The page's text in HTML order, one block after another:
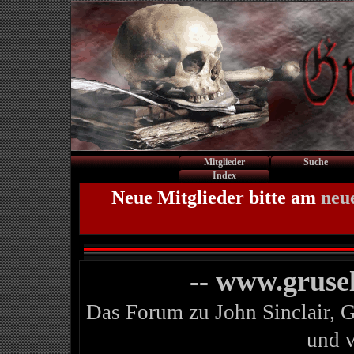
Mitglieder
Suche
Index
Neue Mitglieder bitte am
--
Das Forum zu John Sinclair,
und